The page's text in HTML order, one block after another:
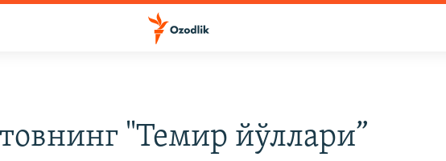
"Темир йўллари”